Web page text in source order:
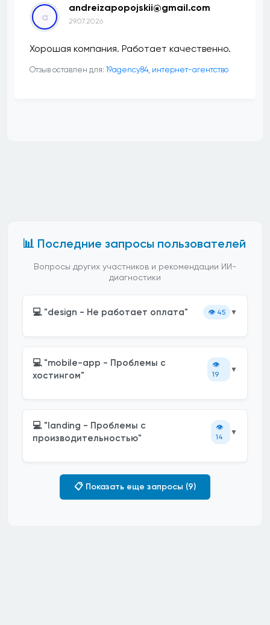
a
andreizapopojskii@gmail.com
29.07.2026
Хорошая компания. Работает качественно.
Отзыв оставлен для: 19agency84, интернет-агентство
📊 Последние запросы пользователей
Вопросы других участников и рекомендации ИИ-
диагностики
💻 "design - Не работает оплата" 👁️ 45 ▼
💻 "mobile-app - Проблемы с
хостингом"
👁️
19
▼
💻 "landing - Проблемы с
производительностью"
👁️
14
▼
📋 Показать еще запросы (9)